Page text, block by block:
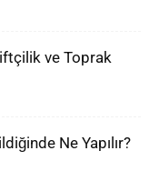
ve Toprak
Ne Yapılır?